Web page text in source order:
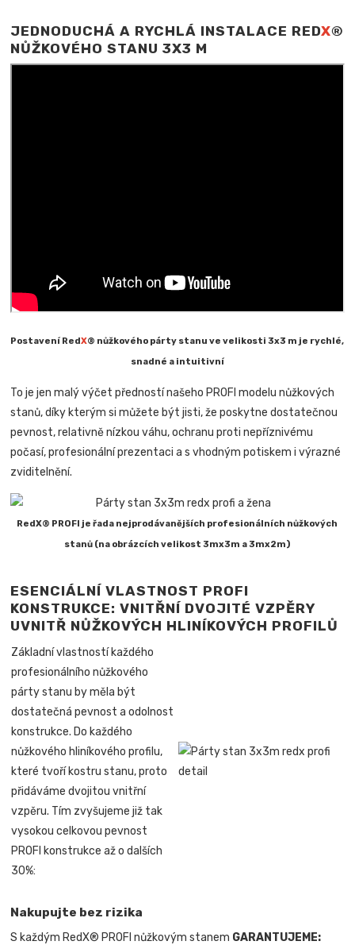
JEDNODUCHÁ A RYCHLÁ INSTALACE REDX®
NŮŽKOVÉHO STANU 3X3 M
Postavení RedX® nůžkového párty stanu ve velikosti 3x3 m je rychlé,
snadné a intuitivní
To je jen malý výčet předností našeho PROFI modelu nůžkových
stanů, díky kterým si můžete být jisti, že poskytne dostatečnou
pevnost, relativně nízkou váhu, ochranu proti nepříznivému
počasí, profesionální prezentaci a s vhodným potiskem i výrazné
zviditelnění.
RedX® PROFI je řada nejprodávanějších profesionálních nůžkových
stanů (na obrázcích velikost 3mx3m a 3mx2m)
ESENCIÁLNÍ VLASTNOST PROFI
KONSTRUKCE: VNITŘNÍ DVOJITÉ VZPĚRY
UVNITŘ NŮŽKOVÝCH HLINÍKOVÝCH PROFILŮ
Základní vlastností každého
profesionálního nůžkového
párty stanu by měla být
dostatečná pevnost a odolnost
konstrukce. Do každého
nůžkového hliníkového profilu,
které tvoří kostru stanu, proto
přidáváme dvojitou vnitřní
vzpěru. Tím zvyšujeme již tak
vysokou celkovou pevnost
PROFI konstrukce až o dalších
30%:
Nakupujte bez rizika
S každým RedX® PROFI nůžkovým stanem GARANTUJEME: